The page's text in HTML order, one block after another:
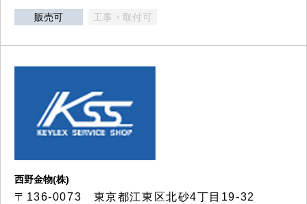
販売可 工事・取付可
西野金物(株)
〒136-0073 東京都江東区北砂4丁目19-32